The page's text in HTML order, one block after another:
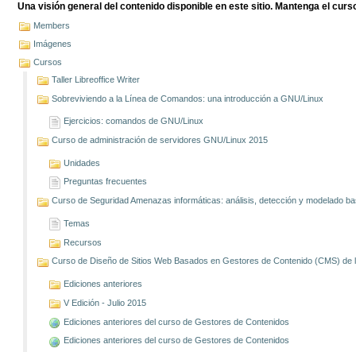
Una visión general del contenido disponible en este sitio. Mantenga el
Members
Imágenes
Cursos
Taller Libreoffice Writer
Sobreviviendo a la Línea de Comandos: una introducción a GNU/Linux
Ejercicios: comandos de GNU/Linux
Curso de administración de servidores GNU/Linux 2015
Unidades
Preguntas frecuentes
Curso de Seguridad Amenazas informáticas: análisis, detección y modelado
Temas
Recursos
Curso de Diseño de Sitios Web Basados en Gestores de Contenido (CMS) de
Ediciones anteriores
V Edición - Julio 2015
Ediciones anteriores del curso de Gestores de Contenidos
Ediciones anteriores del curso de Gestores de Contenidos